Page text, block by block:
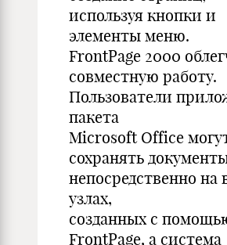
используя кнопки и
элементы меню.
FrontPage 2000
совместную работу.
Пользователи
пакета
Microsoft Office
сохранять
непосредственно на
узлах,
созданных с
FrontPage, а система